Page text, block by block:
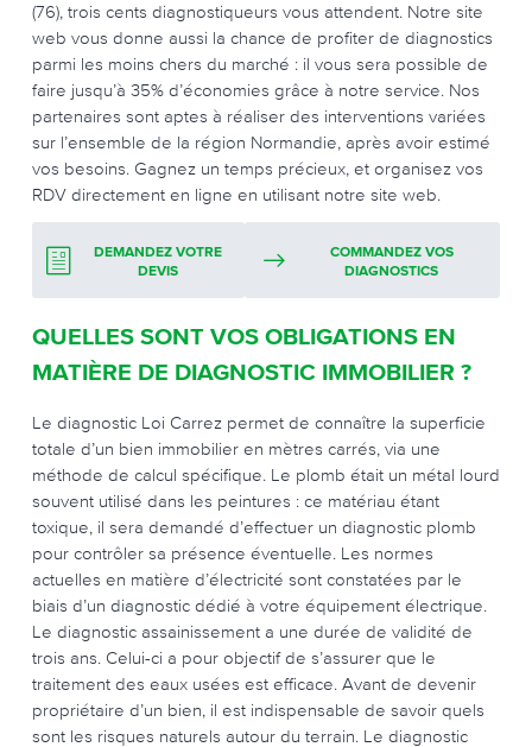
(76), trois cents diagnostiqueurs vous attendent. Notre site
web vous donne aussi la chance de profiter de diagnostics
parmi les moins chers du marché : il vous sera possible de
faire jusqu’à 35% d’économies grâce à notre service. Nos
partenaires sont aptes à réaliser des interventions variées
sur l’ensemble de la région Normandie, après avoir estimé
vos besoins. Gagnez un temps précieux, et organisez vos
RDV directement en ligne en utilisant notre site web.
DEMANDEZ VOTRE
DEVIS
COMMANDEZ VOS
DIAGNOSTICS
QUELLES SONT VOS OBLIGATIONS EN
MATIÈRE DE DIAGNOSTIC IMMOBILIER ?
Le diagnostic Loi Carrez permet de connaître la superficie
totale d’un bien immobilier en mètres carrés, via une
méthode de calcul spécifique. Le plomb était un métal lourd
souvent utilisé dans les peintures : ce matériau étant
toxique, il sera demandé d’effectuer un diagnostic plomb
pour contrôler sa présence éventuelle. Les normes
actuelles en matière d’électricité sont constatées par le
biais d’un diagnostic dédié à votre équipement électrique.
Le diagnostic assainissement a une durée de validité de
trois ans. Celui-ci a pour objectif de s’assurer que le
traitement des eaux usées est efficace. Avant de devenir
propriétaire d’un bien, il est indispensable de savoir quels
sont les risques naturels autour du terrain. Le diagnostic